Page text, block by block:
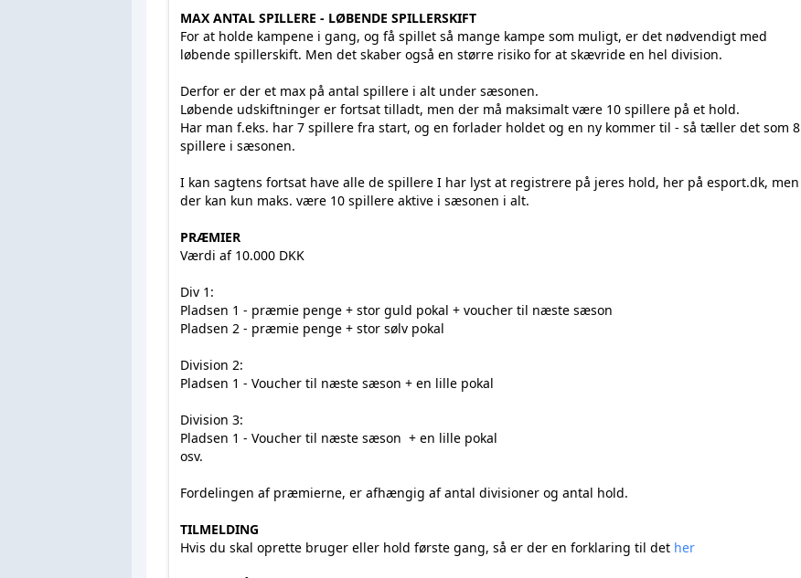
MAX ANTAL SPILLERE - LØBENDE SPILLERSKIFT
For at holde kampene i gang, og få spillet så mange kampe som muligt, er det nødvendigt med
løbende spillerskift. Men det skaber også en større risiko for at skævride en hel division.
Derfor er der et max på antal spillere i alt under sæsonen.
Løbende udskiftninger er fortsat tilladt, men der må maksimalt være 10 spillere på et hold.
Har man f.eks. har 7 spillere fra start, og en forlader holdet og en ny kommer til - så tæller det som 8
spillere i sæsonen.
I kan sagtens fortsat have alle de spillere I har lyst at registrere på jeres hold, her på esport.dk, men
der kan kun maks. være 10 spillere aktive i sæsonen i alt.
PRÆMIER
Værdi af 10.000 DKK
Div 1:
Pladsen 1 - præmie penge + stor guld pokal + voucher til næste sæson
Pladsen 2 - præmie penge + stor sølv pokal
Division 2:
Pladsen 1 - Voucher til næste sæson + en lille pokal
Division 3:
Pladsen 1 - Voucher til næste sæson + en lille pokal
osv.
Fordelingen af præmierne, er afhængig af antal divisioner og antal hold.
TILMELDING
Hvis du skal oprette bruger eller hold første gang, så er der en forklaring til det her